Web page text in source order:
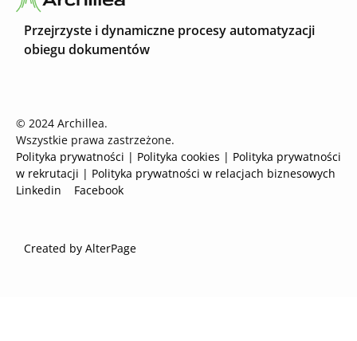
Przejrzyste i dynamiczne procesy automatyzacji
obiegu dokumentów
© 2024 Archillea.
Wszystkie prawa zastrzeżone.
Polityka prywatności | Polityka cookies | Polityka prywatności
w rekrutacji | Polityka prywatności w relacjach biznesowych
Linkedin
Facebook
Created by AlterPage